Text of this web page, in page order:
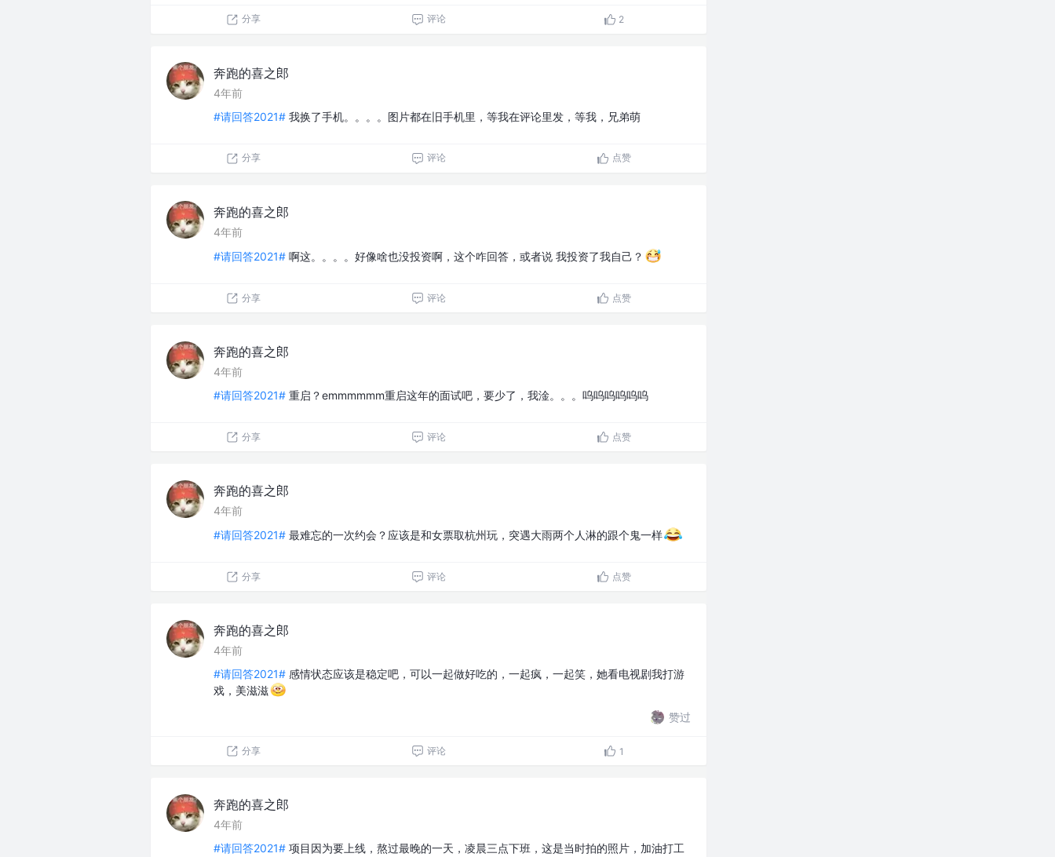
分享 评论 2
奔跑的喜之郎
4年前
#请回答2021# 我换了手机。。。。图片都在旧手机里，等我在评论里发，等我，兄弟萌
分享 评论 点赞
奔跑的喜之郎
4年前
#请回答2021# 啊这。。。。好像啥也没投资啊，这个咋回答，或者说 我投资了我自己？
分享 评论 点赞
奔跑的喜之郎
4年前
#请回答2021# 重启？emmmmmm重启这年的面试吧，要少了，我淦。。。呜呜呜呜呜呜
分享 评论 点赞
奔跑的喜之郎
4年前
#请回答2021# 最难忘的一次约会？应该是和女票取杭州玩，突遇大雨两个人淋的跟个鬼一样
分享 评论 点赞
奔跑的喜之郎
4年前
#请回答2021# 感情状态应该是稳定吧，可以一起做好吃的，一起疯，一起笑，她看电视剧我打游
戏，美滋滋
赞过
分享 评论 1
奔跑的喜之郎
4年前
#请回答2021# 项目因为要上线，熬过最晚的一天，凌晨三点下班，这是当时拍的照片，加油打工